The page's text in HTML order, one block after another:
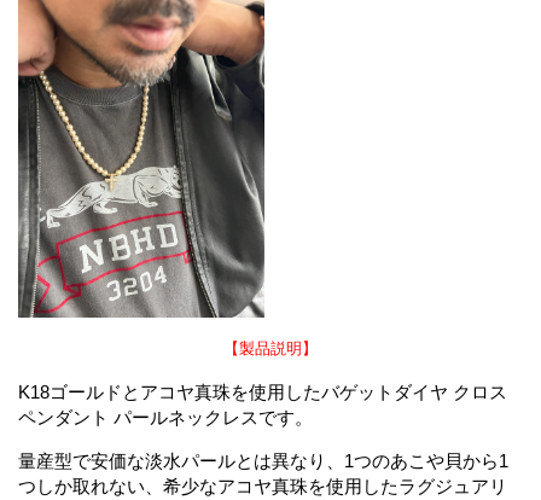
【製品説明】
K18ゴールドとアコヤ真珠を使用したバゲットダイヤ クロス
ペンダント パールネックレスです。
量産型で安価な淡水パールとは異なり、1つのあこや貝から1
つしか取れない、希少なアコヤ真珠を使用したラグジュアリ